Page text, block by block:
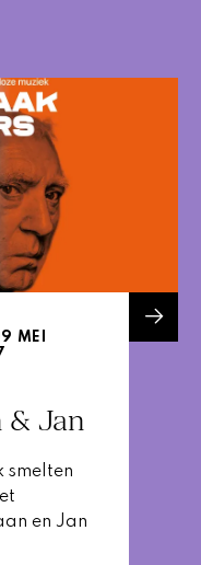
MEI
& Jan
smelten
en Jan